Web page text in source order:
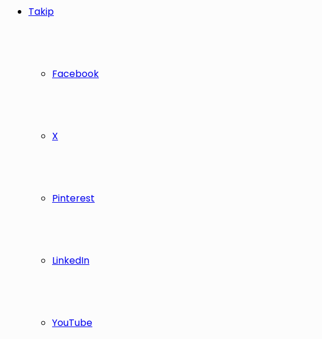
Takip
Facebook
X
Pinterest
LinkedIn
YouTube